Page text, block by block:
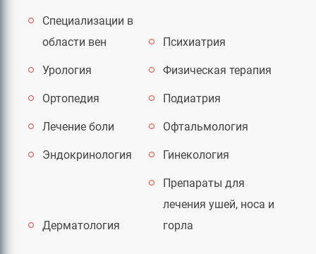
Специализации в
области вен
Психиатрия
Урология Физическая терапия
Ортопедия Подиатрия
Лечение боли Офтальмология
Эндокринология Гинекология
Дерматология
Препараты для
лечения ушей, носа и
горла